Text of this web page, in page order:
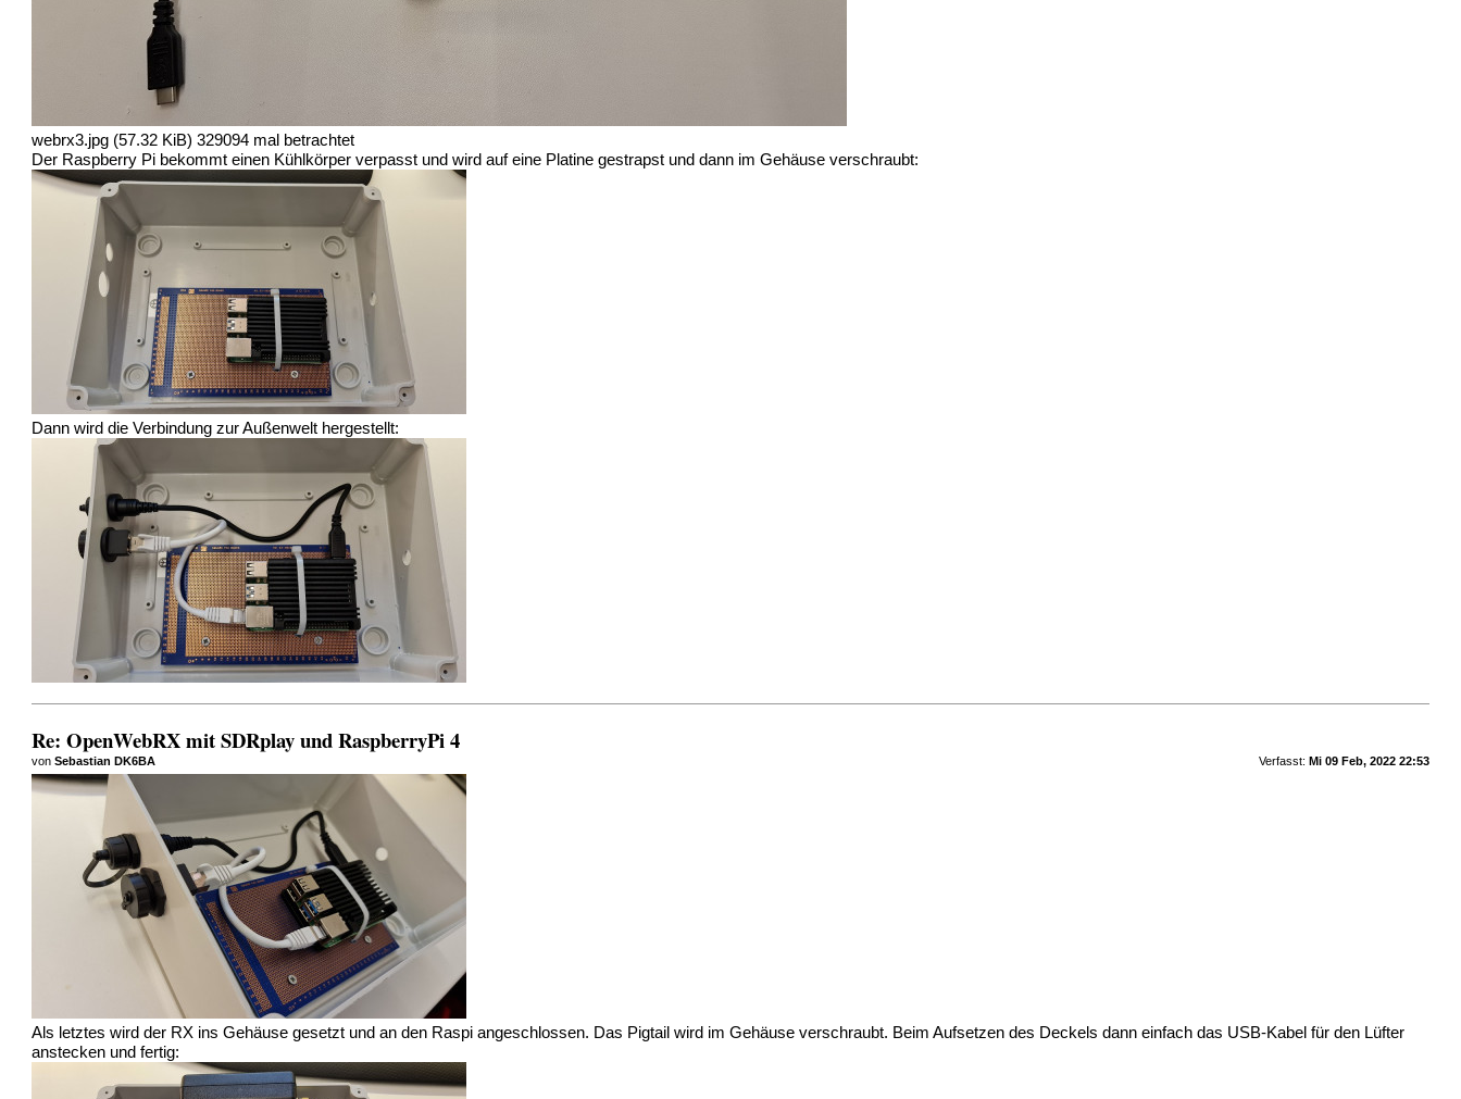
webrx3.jpg (57.32 KiB) 329094 mal betrachtet
Der Raspberry Pi bekommt einen Kühlkörper verpasst und wird auf eine Platine gestrapst und dann im Gehäuse verschraubt:
Dann wird die Verbindung zur Außenwelt hergestellt:
Re: OpenWebRX mit SDRplay und RaspberryPi 4
Verfasst: Mi 09 Feb, 2022 22:53
vonSebastian DK6BA
Als letztes wird der RX ins Gehäuse gesetzt und an den Raspi angeschlossen. Das Pigtail wird im Gehäuse verschraubt. Beim Aufsetzen des Deckels dann einfach das USB-Kabel für den Lüfter
anstecken und fertig: